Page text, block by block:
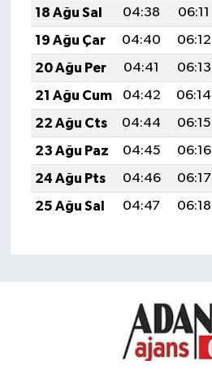
18 Ağu Sal
04:38 06:11
19 Ağu Çar
04:40 06:12
20 Ağu Per
04:41 06:13
21 Ağu Cum
04:42 06:14
22 Ağu Cts
04:44 06:15
23 Ağu Paz
04:45 06:16
24 Ağu Pts
04:46 06:17
25 Ağu Sal
04:47 06:18